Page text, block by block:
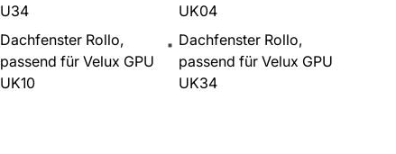
U34
UK04
Dachfenster Rollo,
passend für Velux GPU
UK10
Dachfenster Rollo,
passend für Velux GPU
UK34